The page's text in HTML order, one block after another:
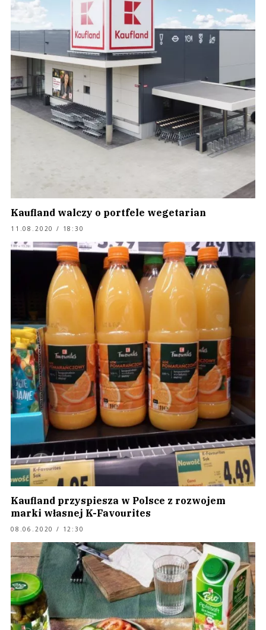
Kaufland walczy o portfele wegetarian
11.08.2020 / 18:30
Kaufland przyspiesza w Polsce z rozwojem
marki własnej K-Favourites
08.06.2020 / 12:30